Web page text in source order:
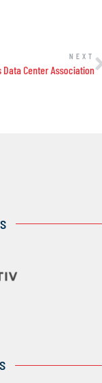
NEXT
Center Association